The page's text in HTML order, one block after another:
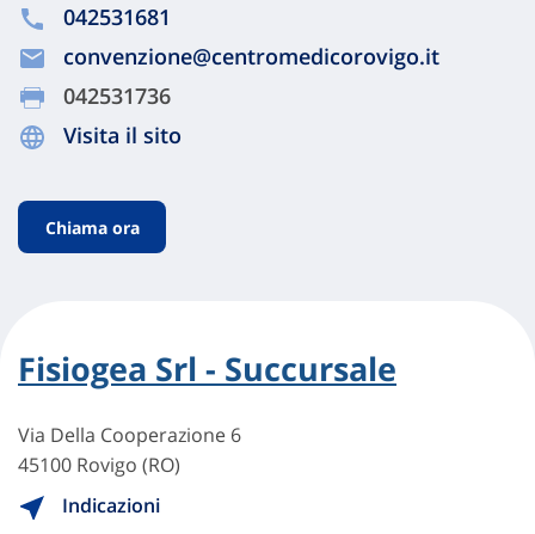
042531681
convenzione@centromedicorovigo.it
042531736
Visita il sito
Chiama ora
Fisiogea Srl - Succursale
Via Della Cooperazione 6
45100 Rovigo (RO)
Indicazioni